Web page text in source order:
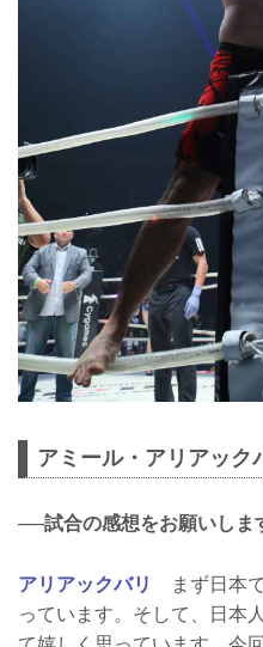
アミール・アリアック
──試合の感想をお願いしま
アリアックバリ
まず日本
っています。そして、日本